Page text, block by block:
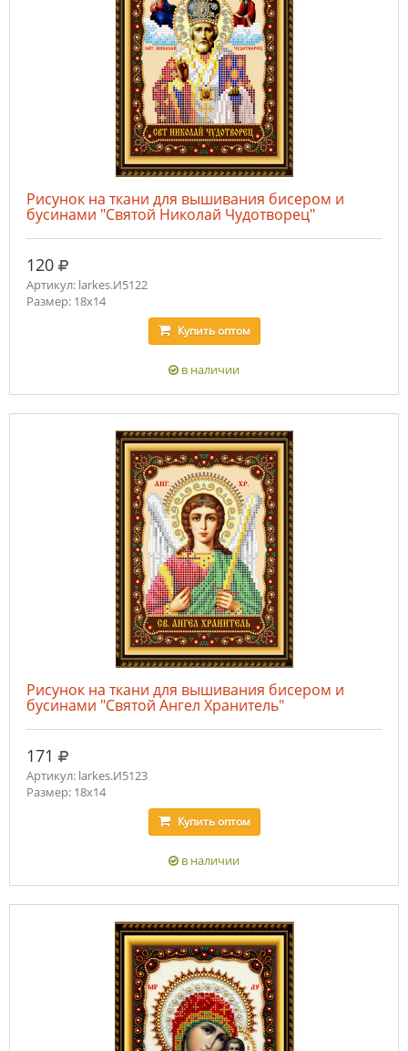
Рисунок на ткани для вышивания бисером и
бусинами "Святой Николай Чудотворец"
120 руб.
Артикул: larkes.И5122
Размер: 18х14
Купитьоптом
в наличии
Рисунок на ткани для вышивания бисером и
бусинами "Святой Ангел Хранитель"
171 руб.
Артикул: larkes.И5123
Размер: 18х14
Купитьоптом
в наличии